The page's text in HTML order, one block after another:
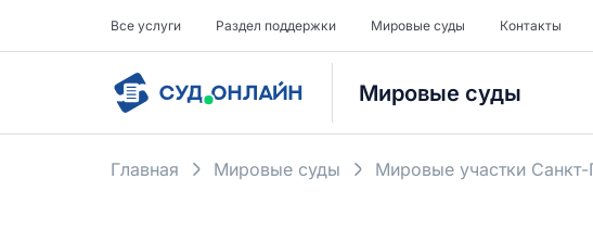
Все услуги Раздел поддержки Мировые суды Контакты
Мировые суды
Главная Мировые суды Мировые участки Санкт-